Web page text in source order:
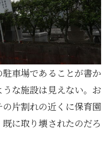
車場であることが書か
な施設は見えない。お
片割れの近くに保育園
に取り壊されたのだろ